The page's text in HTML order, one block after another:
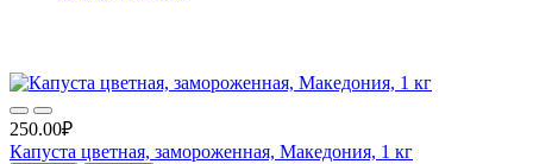
250.00₽
Капуста цветная, замороженная, Македония, 1 кг